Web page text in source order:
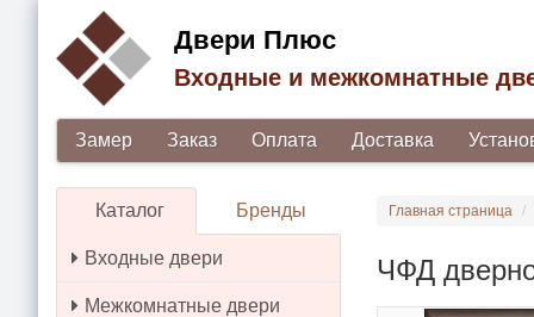
Двери Плюс
Входные и межкомнатные
Замер Заказ Оплата Доставка
Каталог Бренды
Входные двери
Межкомнатные двери
Главная страница
ЧФД